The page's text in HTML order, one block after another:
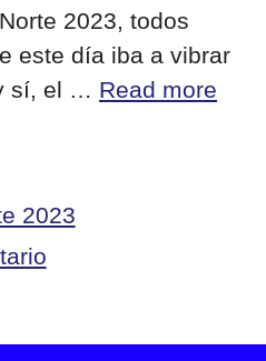
2023, todos
este día iba a vibrar
sí, el … Read more
2023